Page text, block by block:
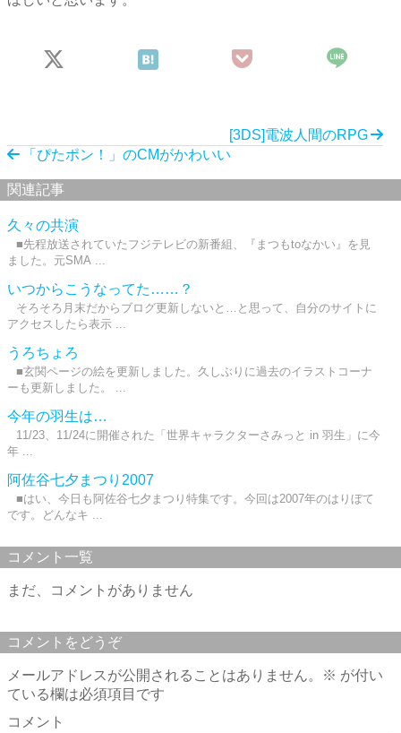
[3DS]電波人間のRPG
「ぴたポン！」のCMがかわいい
関連記事
久々の共演
■先程放送されていたフジテレビの新番組、『まつもtoなかい』を見
ました。元SMA ...
いつからこうなってた……？
そろそろ月末だからブログ更新しないと…と思って、自分のサイトに
アクセスしたら表示 ...
うろちょろ
■玄関ページの絵を更新しました。久しぶりに過去のイラストコーナ
ーも更新しました。 ...
今年の羽生は…
11/23、11/24に開催された「世界キャラクターさみっと in 羽生」に今
年 ...
阿佐谷七夕まつり2007
■はい、今日も阿佐谷七夕まつり特集です。今回は2007年のはりぼて
です。どんなキ ...
コメント一覧
まだ、コメントがありません
コメントをどうぞ
メールアドレスが公開されることはありません。 ※ が付い
ている欄は必須項目です
コメント